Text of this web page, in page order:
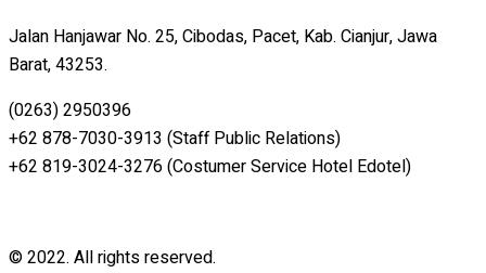
Jalan Hanjawar No. 25, Cibodas, Pacet, Kab. Cianjur, Jawa
Barat, 43253.
(0263) 2950396
+62 878-7030-3913 (Staff Public Relations)
+62 819-3024-3276 (Costumer Service Hotel Edotel)
© 2022. All rights reserved.